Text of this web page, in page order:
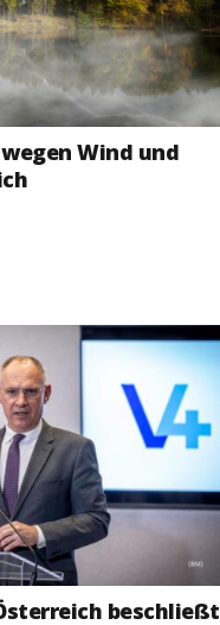
Wind und
beschließt